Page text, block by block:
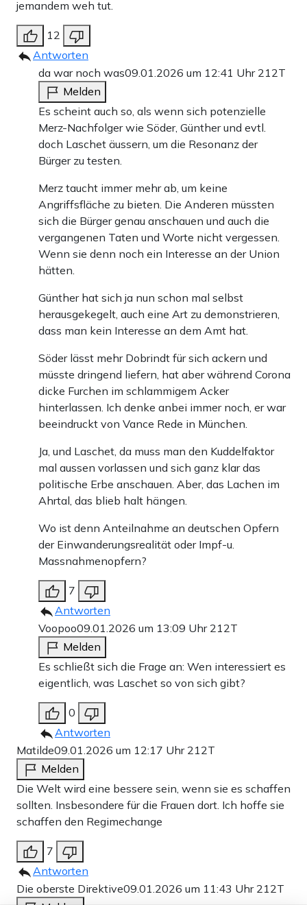
jemandem weh tut.
12
Antworten
da war noch was09.01.2026 um 12:41 Uhr 212T
Melden
Es scheint auch so, als wenn sich potenzielle
Merz-Nachfolger wie Söder, Günther und evtl.
doch Laschet äussern, um die Resonanz der
Bürger zu testen.
Merz taucht immer mehr ab, um keine
Angriffsfläche zu bieten. Die Anderen müssten
sich die Bürger genau anschauen und auch die
vergangenen Taten und Worte nicht vergessen.
Wenn sie denn noch ein Interesse an der Union
hätten.
Günther hat sich ja nun schon mal selbst
herausgekegelt, auch eine Art zu demonstrieren,
dass man kein Interesse an dem Amt hat.
Söder lässt mehr Dobrindt für sich ackern und
müsste dringend liefern, hat aber während Corona
dicke Furchen im schlammigem Acker
hinterlassen. Ich denke anbei immer noch, er war
beeindruckt von Vance Rede in München.
Ja, und Laschet, da muss man den Kuddelfaktor
mal aussen vorlassen und sich ganz klar das
politische Erbe anschauen. Aber, das Lachen im
Ahrtal, das blieb halt hängen.
Wo ist denn Anteilnahme an deutschen Opfern
der Einwanderungsrealität oder Impf-u.
Massnahmenopfern?
7
Antworten
Voopoo09.01.2026 um 13:09 Uhr 212T
Melden
Es schließt sich die Frage an: Wen interessiert es
eigentlich, was Laschet so von sich gibt?
0
Antworten
Matilde09.01.2026 um 12:17 Uhr 212T
Melden
Die Welt wird eine bessere sein, wenn sie es schaffen
sollten. Insbesondere für die Frauen dort. Ich hoffe sie
schaffen den Regimechange
7
Antworten
Die oberste Direktive09.01.2026 um 11:43 Uhr 212T